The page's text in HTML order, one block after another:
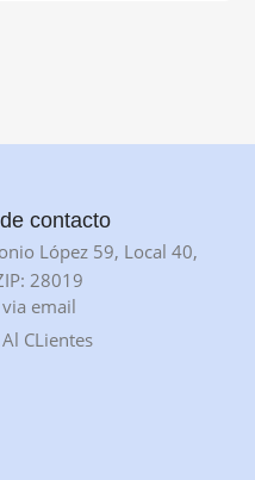
contacto
López 59, Local 40,
28019
email
CLientes